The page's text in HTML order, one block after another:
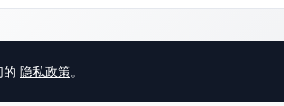
的 隐私政策。